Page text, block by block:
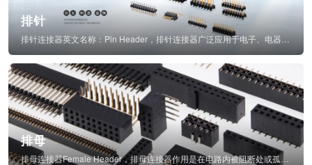
排针
排母
排母连接器Female Header，排母连接器作用是在电路内被阻断处或孤立不通...